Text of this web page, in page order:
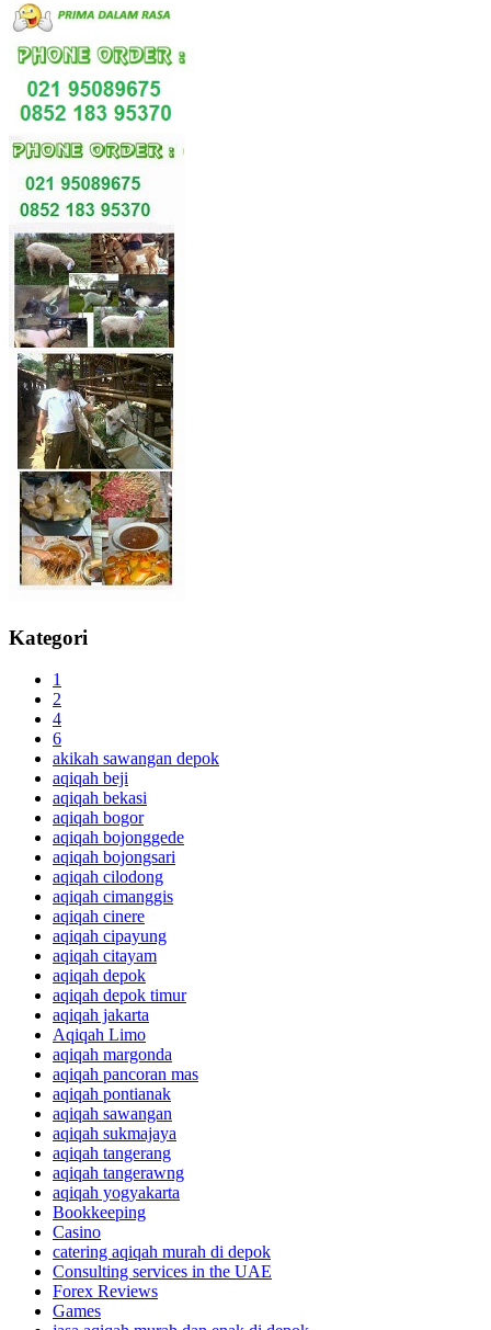
Kategori
1
2
4
6
akikah sawangan depok
aqiqah beji
aqiqah bekasi
aqiqah bogor
aqiqah bojonggede
aqiqah bojongsari
aqiqah cilodong
aqiqah cimanggis
aqiqah cinere
aqiqah cipayung
aqiqah citayam
aqiqah depok
aqiqah depok timur
aqiqah jakarta
Aqiqah Limo
aqiqah margonda
aqiqah pancoran mas
aqiqah pontianak
aqiqah sawangan
aqiqah sukmajaya
aqiqah tangerang
aqiqah tangerawng
aqiqah yogyakarta
Bookkeeping
Casino
catering aqiqah murah di depok
Consulting services in the UAE
Forex Reviews
Games